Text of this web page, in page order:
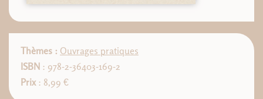
Thèmes : Ouvrages pratiques
ISBN : 978-2-36403-169-2
Prix : 8,99 €